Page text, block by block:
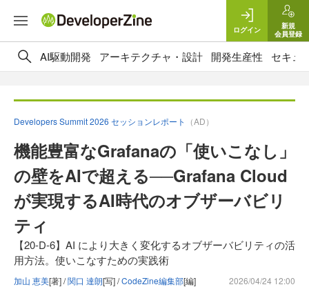
ログイン
新規
会員登録
AI駆動開発 アーキテクチャ・設計 開発生産性 セキュ
Developers Summit 2026 セッションレポート （AD）
機能豊富なGrafanaの「使いこなし」
の壁をAIで超える──Grafana Cloud
が実現するAI時代のオブザーバビリ
ティ
【20-D-6】AI により大きく変化するオブザーバビリティの活
用方法。使いこなすための実践術
加山 恵美[著] /関口 達朗[写] /CodeZine編集部[編] 2026/04/24 12:00